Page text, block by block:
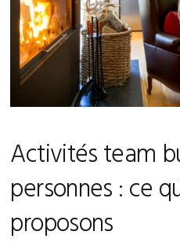
Activités team
personnes : ce
proposons